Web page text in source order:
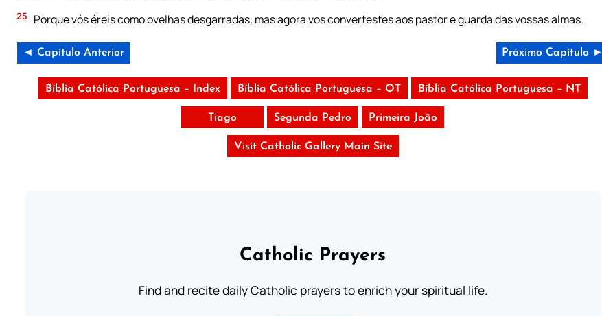
25 Porque vós éreis como ovelhas desgarradas, mas agora vos convertestes aos pastor e guarda das vossas almas.
◄ Capítulo Anterior Próximo Capítulo ►
Bíblia Católica Portuguesa – Index Bíblia Católica Portuguesa – OT Bíblia Católica Portuguesa – NT
Tiago Segunda Pedro Primeira João
Visit Catholic Gallery Main Site
Catholic Prayers
Find and recite daily Catholic prayers to enrich your spiritual life.